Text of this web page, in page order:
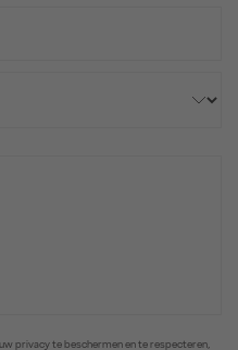
privacy te beschermen en te respecteren,